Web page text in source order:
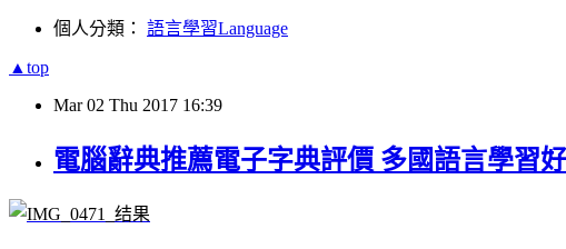
個人分類： 語言學習Language
▲top
Mar 02 Thu 2017 16:39
電腦辭典推薦電子字典評價 多國語言學習